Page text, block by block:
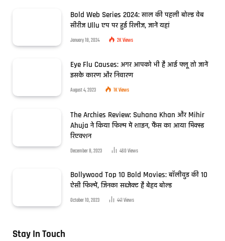
Bold Web Series 2024: साल की पहली बोल्ड वेब
सीरीज Ullu एप पर हुई रिलीज, जानें यहां
January 18, 2024 2KViews
Eye Flu Causes: अगर आपको भी है आई फ्लू तो जानें
इसके कारण और निवारण
August 4, 2023 1KViews
The Archies Review: Suhana Khan और Mihir
Ahuja ने किया फिल्म में शाइन, फैंस का आया मिक्स्ड
रिएक्शन
December 8, 2023 460Views
Bollywood Top 10 Bold Movies: बॉलीवुड की 10
ऐसी फिल्में, जिनका सब्जेक्ट है बेहद बोल्ड
October 10, 2023 441Views
Stay In Touch